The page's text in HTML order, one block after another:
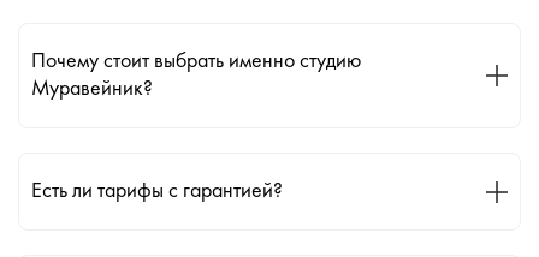
Почему стоит выбрать именно студию
Муравейник?
Есть ли тарифы с гарантией?